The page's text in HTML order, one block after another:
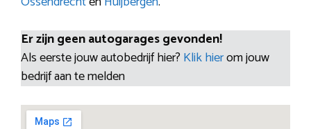
Er zijn geen autogarages gevonden!
Als eerste jouw autobedrijf hier? Klik hierom jouw
bedrijf aan te melden